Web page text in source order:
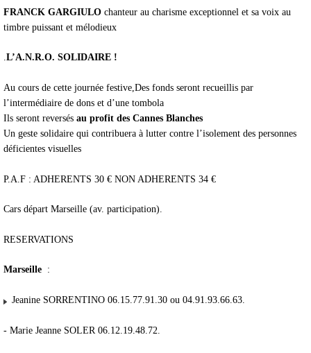
FRANCK GARGIULO chanteur au charisme exceptionnel et sa voix au
timbre puissant et mélodieux
.L’A.N.R.O. SOLIDAIRE !
Au cours de cette journée festive,Des fonds seront recueillis par
l’intermédiaire de dons et d’une tombola
Ils seront reversés au profit des Cannes Blanches
Un geste solidaire qui contribuera à lutter contre l’isolement des personnes
déficientes visuelles
P.A.F : ADHERENTS 30 € NON ADHERENTS 34 €
Cars départ Marseille (av. participation).
RESERVATIONS
Marseille :
Jeanine SORRENTINO 06.15.77.91.30 ou 04.91.93.66.63.
- Marie Jeanne SOLER 06.12.19.48.72.